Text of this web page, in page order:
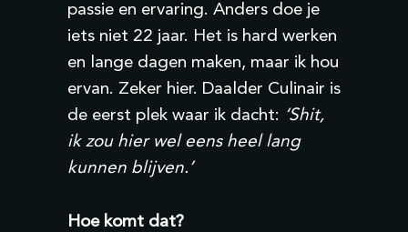
passie en ervaring. Anders doe je
iets niet 22 jaar. Het is hard werken
en lange dagen maken, maar ik hou
ervan. Zeker hier. Daalder Culinair is
de eerst plek waar ik dacht: ‘Shit,
ik zou hier wel eens heel lang
kunnen blijven.’
Hoe komt dat?